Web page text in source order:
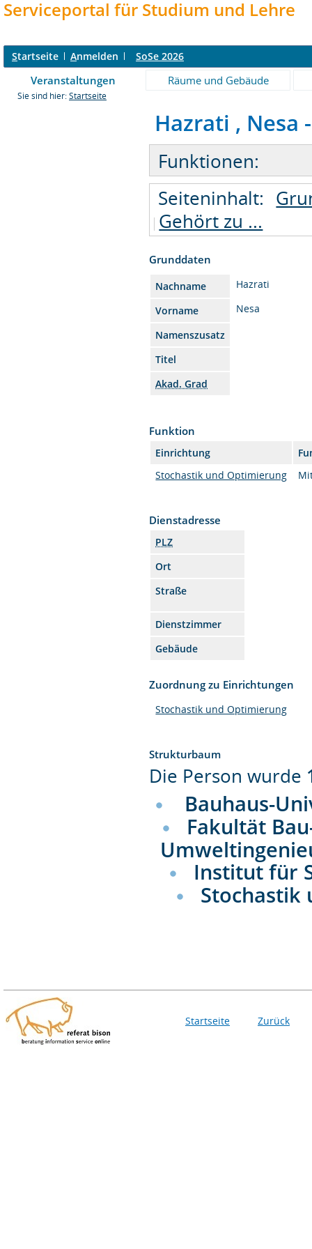
Serviceportal für Studium und Lehre
Startseite Anmelden SoSe 2026
Veranstaltungen Räume und Gebäude
Sie sind hier: Startseite
Hazrati , Nesa
Funktionen:
Seiteninhalt:
Gehört zu ...
Grunddaten
Nachname
Hazrati
Vorname
Nesa
Namenszusatz
Titel
Akad. Grad
Funktion
Einrichtung
Stochastik und Optimierung
Dienstadresse
PLZ
Ort
Straße
Dienstzimmer
Gebäude
Zuordnung zu Einrichtungen
Stochastik und Optimierung
Strukturbaum
Die Person wurde
Bauhaus-
Fakultät
Institut für
Startseite Zurück